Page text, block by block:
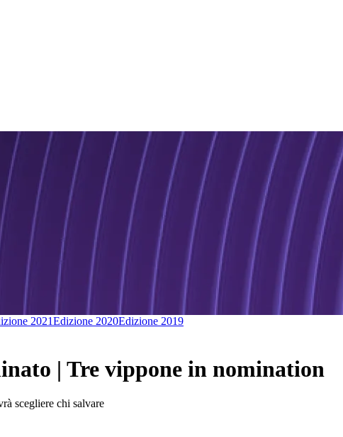
2021Edizione 2020Edizione 2019
| Tre vippone in nomination
scegliere chi salvare